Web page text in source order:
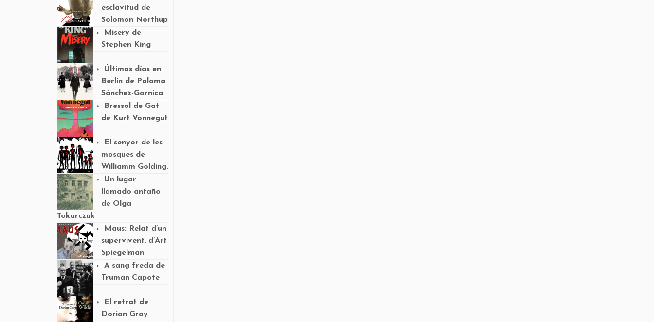
esclavitud de
Solomon Northup
Misery de
Stephen King
Últimos días en
Berlín de Paloma
Sánchez-Garnica
Bressol de Gat
de Kurt Vonnegut
El senyor de les
mosques de
Williamm Golding.
Un lugar
llamado antaño
de Olga
Tokarczuk
Maus: Relat d’un
supervivent, d’Art
Spiegelman
A sang freda de
Truman Capote
El retrat de
Dorian Gray